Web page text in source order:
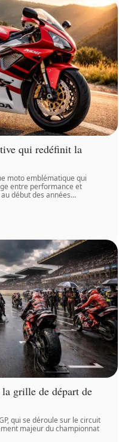
qui redéfinit la
moto emblématique qui
entre performance et
début des années…
grille de départ de
qui se déroule sur le circuit
majeur du championnat